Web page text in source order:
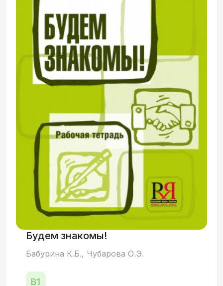
Содержание текстов позволяет
беседовать на самые разнообразные
темы. Пособие предназначено для
учащихся, владеющих русским языком в
объёме уровня А2.
Будем знакомы!
Бабурина К.Б., Чубарова О.Э.